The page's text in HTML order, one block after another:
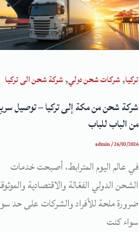
تركيا,شركات شحن دولي,شركة شحن الى تركيا
شركة شحن من مكة إلى تركيا – توصيل
من الباب للباب
admin/26/03/2026
في عالم اليوم المترابط، أصبحت خدمات
الشحن الدولي الفعّالة والاقتصادية
ضرورة ملحة للأفراد والشركات على حد
سواء كنت